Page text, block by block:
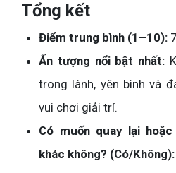
Tổng kết
Điểm trung bình (1–10):
Ấn tượng nổi bật nhất:
trong lành, yên bình và
vui chơi giải trí.
Có muốn quay lại
khác không? (Có/Không):